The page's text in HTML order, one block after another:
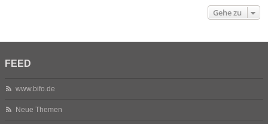
e
Gehe zu
FEED
www.bifo.de
Neue Themen